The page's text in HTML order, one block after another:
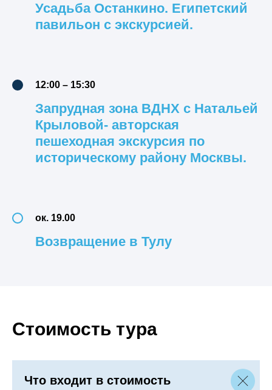
Усадьба Останкино. Египетский
павильон с экскурсией.
12:00 – 15:30
Запрудная зона ВДНХ с Натальей
Крыловой- авторская
пешеходная экскурсия по
историческому району Москвы.
ок. 19.00
Возвращение в Тулу
Стоимость тура
Что входит в стоимость